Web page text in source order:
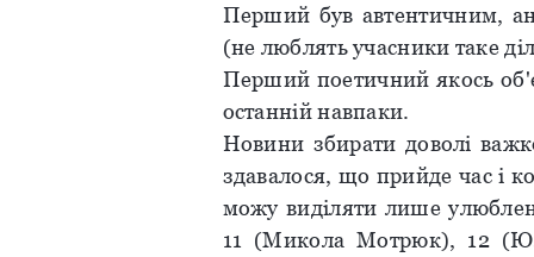
Перший був автентичним,
(не люблять учасники таке
Перший поетичний якось
останній навпаки.
Новини збирати доволі
здавалося, що прийде час і
можу виділяти лише
11 (Микола Мотрюк), 12